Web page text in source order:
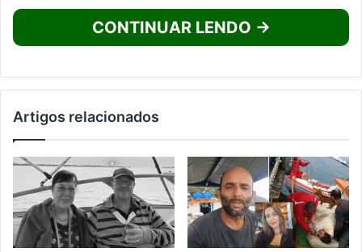
CONTINUAR LENDO →
Artigos relacionados